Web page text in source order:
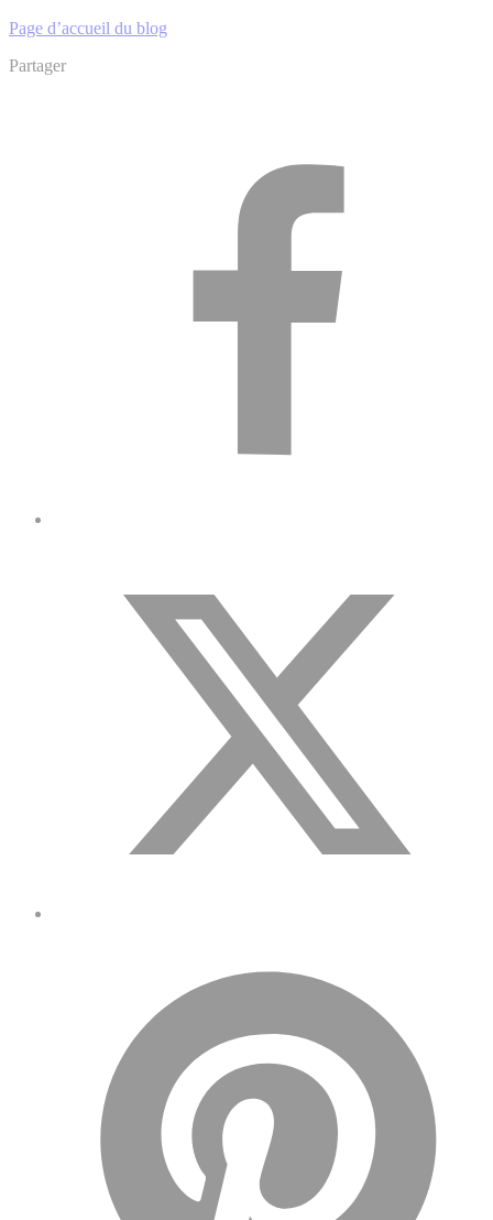
Page d’accueil du blog
Partager